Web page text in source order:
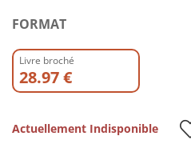
FORMAT
Livre broché
28.97 €
Actuellement Indisponible